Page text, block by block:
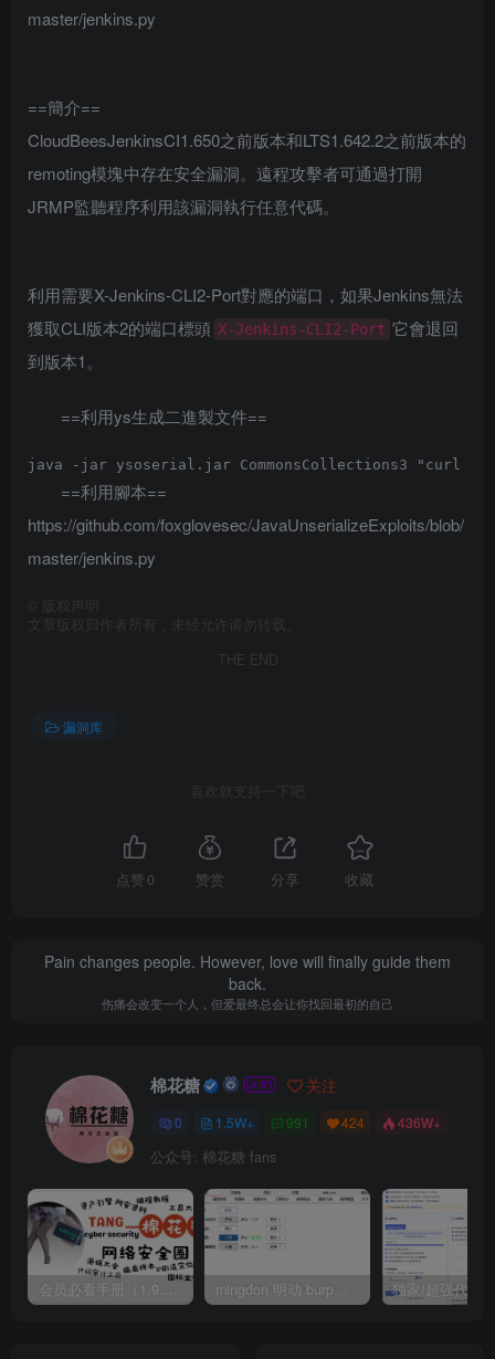
master/jenkins.py
==簡介==
CloudBeesJenkinsCI1.650之前版本和LTS1.642.2之前版本的
remoting模塊中存在安全漏洞。遠程攻擊者可通過打開
JRMP監聽程序利用該漏洞執行任意代碼。
利用需要X-Jenkins-CLI2-Port對應的端口，如果Jenkins無法
獲取CLI版本2的端口標頭 X-Jenkins-CLI2-Port 它會退回
到版本1。
==利用ys生成二進製文件==
==利用腳本==
https://github.com/foxglovesec/JavaUnserializeExploits/blob/
master/jenkins.py
版权声明
文章版权归作者所有，未经允许请勿转载。
THE END
漏洞库
喜欢就支持一下吧
点赞 0 赞赏 分享 收藏
Pain changes people. However, love will finally guide them
back.
伤痛会改变一个人，但爱最终总会让你找回最初的自己
棉花糖 关注
0 1.5W+ 991 424 436W+
公众号: 棉花糖 fans
会员必看手册（1.9.0版本 26.4.5更新） mingdon 明动 burp插件0.2.6版本 本地时间校验去除版